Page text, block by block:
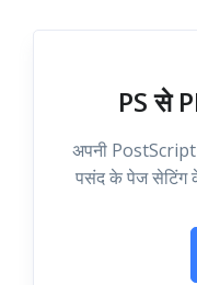
PS से
अपनी
पसंद के पेज सेटिंग